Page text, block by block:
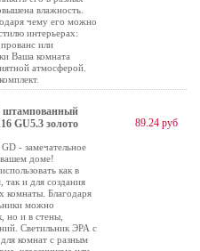
влажность.
чему его можно
интерьерах:
или
Ваша комната
атмосферой.
штампованный
GU5.3 золото
- замечательное
доме!
как в
так и для создания
комнаты. Благодаря
можно
но и в стены,
Светильник ЭРА с
комнат с разным
89.24 руб